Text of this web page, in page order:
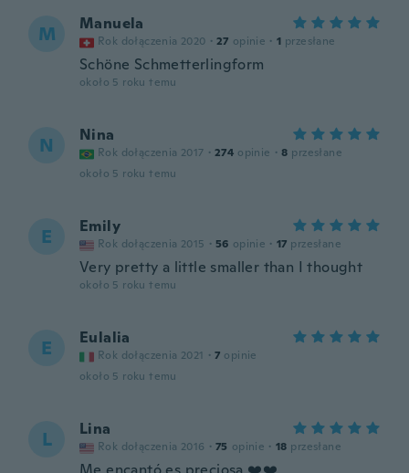
M Manuela
Rok dołączenia 2020 · 27 opinie · 1 przesłane
Schöne Schmetterlingform
około 5 roku temu
N Nina
Rok dołączenia 2017 · 274 opinie · 8 przesłane
około 5 roku temu
E Emily
Rok dołączenia 2015 · 56 opinie · 17 przesłane
Very pretty a little smaller than I thought
około 5 roku temu
E Eulalia
Rok dołączenia 2021 · 7 opinie
około 5 roku temu
L Lina
Rok dołączenia 2016 · 75 opinie · 18 przesłane